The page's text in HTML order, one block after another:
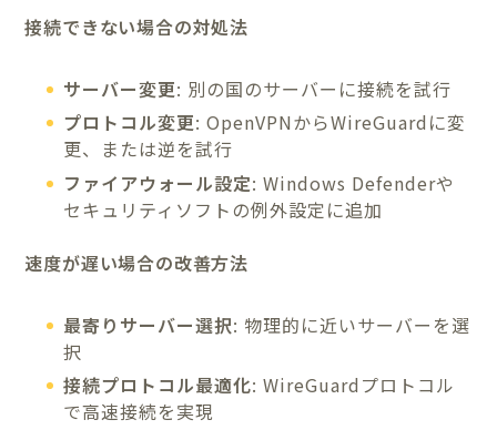
接続できない場合の対処法
サーバー変更: 別の国のサーバーに接続を試行
プロトコル変更: OpenVPNからWireGuardに変
更、または逆を試行
ファイアウォール設定: Windows Defenderや
セキュリティソフトの例外設定に追加
速度が遅い場合の改善方法
最寄りサーバー選択: 物理的に近いサーバーを選
択
接続プロトコル最適化: WireGuardプロトコル
で高速接続を実現